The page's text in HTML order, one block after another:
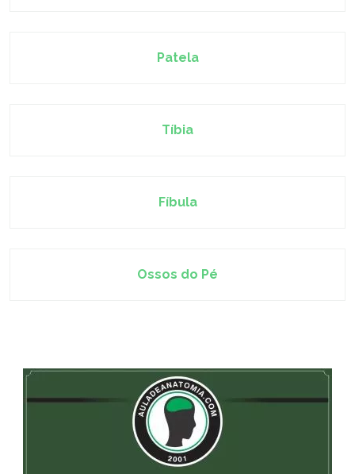
Patela
Tíbia
Fíbula
Ossos do Pé